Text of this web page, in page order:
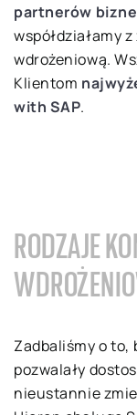
partnerów
współdziałamy
wdrożeniową.
Klientom
with SAP.
RODZAJE
Zadbaliśmy o to,
pozwalały
nieustannie